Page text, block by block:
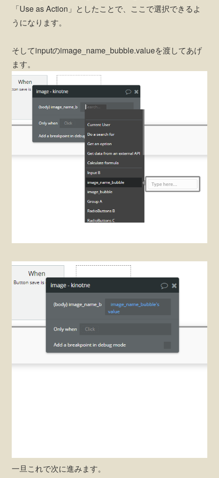
「Use as Action」としたことで、ここで選択できるよ
うになります。
そしてinputのimage_name_bubble.valueを渡してあげ
ます。
一旦これで次に進みます。